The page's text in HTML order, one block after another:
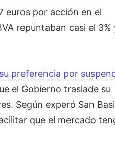
euros por acción en el
repuntaban casi el 3%
preferencia por
el Gobierno traslade su
Según experó San
que el mercado